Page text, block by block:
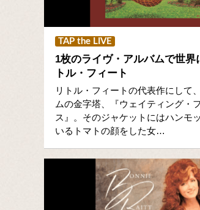
TAP the LIVE
1枚のライヴ・アルバムで世界
トル・フィート
リトル・フィートの代表作にして
ムの金字塔、『ウェイティング・
ス』。そのジャケットにはハンモ
いるトマトの顔をした女…